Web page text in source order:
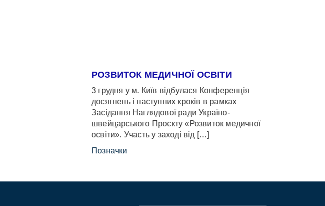
РОЗВИТОК МЕДИЧНОЇ ОСВІТИ
3 грудня у м. Київ відбулася Конференція
досягнень і наступних кроків в рамках
Засідання Наглядової ради Україно-
швейцарського Проєкту «Розвиток медичної
освіти». Участь у заході від […]
Позначки